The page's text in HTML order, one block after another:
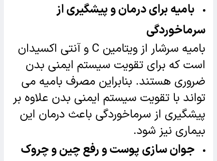
بامیه برای درمان و پیشگیری از
سرماخوردگی
بامیه سرشار از ویتامین C و آنتی اکسیدان
است که برای تقویت سیستم ایمنی بدن
ضروری هستند. بنابراین مصرف بامیه می
تواند با تقویت سیستم ایمنی بدن علاوه بر
پیشگیری از سرماخوردگی باعث درمان این
بیماری نیز شود.
جوان سازی پوست و رفع چین و چروک